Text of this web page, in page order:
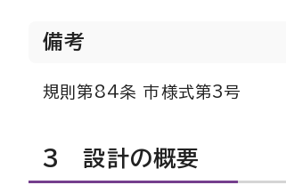
備考
規則第84条 市様式第3号
3 設計の概要